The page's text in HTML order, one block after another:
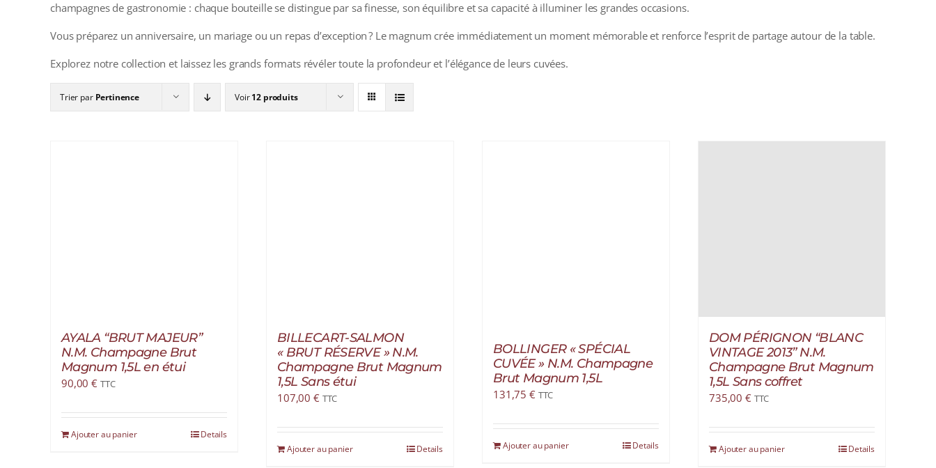
champagnes de gastronomie : chaque bouteille se distingue par sa finesse, son équilibre et sa capacité à illuminer les grandes occasions.
Vous préparez un anniversaire, un mariage ou un repas d’exception ? Le magnum crée immédiatement un moment mémorable et renforce l’esprit de partage autour de la table.
Explorez notre collection et laissez les grands formats révéler toute la profondeur et l’élégance de leurs cuvées.
Trier par Pertinence Voir12 produits
AYALA “BRUT MAJEUR”
N.M. Champagne Brut
Magnum 1,5L en étui
90,00€ TTC
Ajouter au panier Details
BILLECART-SALMON
« BRUT RÉSERVE » N.M.
Champagne Brut Magnum
1,5L Sans étui
107,00 € TTC
Ajouter au panier Details
BOLLINGER « SPÉCIAL
CUVÉE » N.M. Champagne
Brut Magnum 1,5L
131,75 € TTC
Ajouter au panier Details
DOM PÉRIGNON “BLANC
VINTAGE 2013” N.M.
Champagne Brut Magnum
1,5L Sans coffret
735,00 € TTC
Ajouter au panier Details